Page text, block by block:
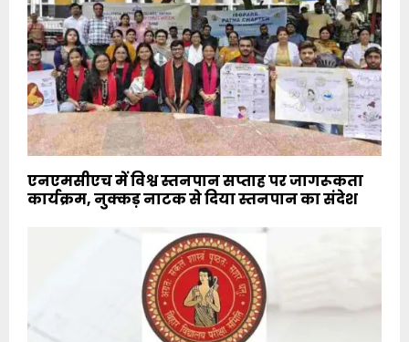
एनएमसीएच में विश्व स्तनपान सप्ताह पर जागरूकता
कार्यक्रम, नुक्कड़ नाटक से दिया स्तनपान का संदेश